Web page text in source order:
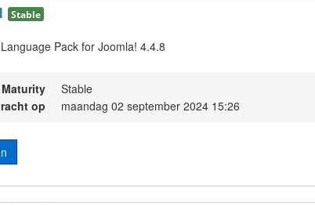
Stable
Pack for Joomla! 4.4.8
Maturity
Stable
op
maandag 02 september 2024 15:26